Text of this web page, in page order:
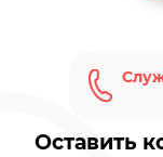
Оставить